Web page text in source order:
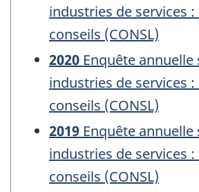
industries de services :
conseils (CONSL)
2020 Enquête annuelle
industries de services :
conseils (CONSL)
2019 Enquête annuelle
industries de services :
conseils (CONSL)